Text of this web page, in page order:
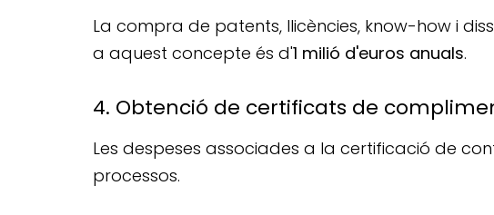
La compra de patents, llicències, know-how i
a aquest concepte és d'1 milió d'euros anuals.
4. Obtenció de certificats de
Les despeses associades a la certificació de
processos.